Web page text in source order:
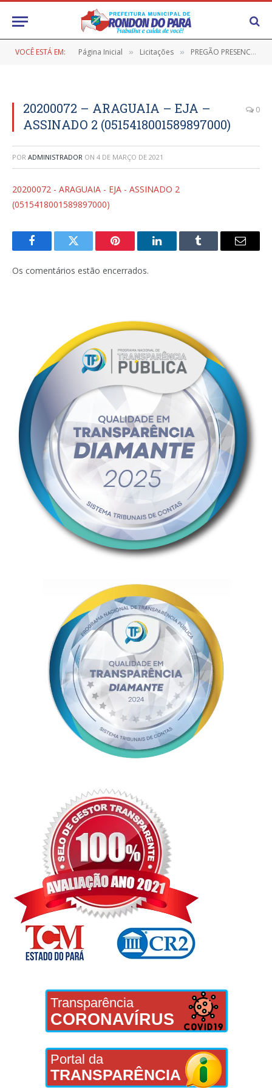
VOCÊ ESTÁ EM: Página Inicial » Licitações » PREGÃO PRESENCIAL Nº 9/2020-001 (AQUISIÇÃO DE GÊNEROS ALIMENTÍCIOS PARA ATENDER O PROGRAMA NACIONAL DE ALIMENTAÇÃO ESCOLAR (PNAE) 2020)
20200072 – ARAGUAIA – EJA –
ASSINADO 2 (0515418001589897000)
0
POR ADMINISTRADOR ON 4 DE MARÇO DE 2021
20200072 - ARAGUAIA - EJA - ASSINADO 2
(0515418001589897000)
FacebookTwitter Pinterest LinkedInTumblr
E-
Os comentários estão encerrados.
Transparência
CORONAVÍRUS
Portal da
TRANSPARÊNCIA